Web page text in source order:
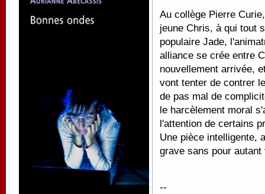
Au collège Pierre
jeune Chris, à qui tout
populaire Jade,
alliance se crée entre
nouvellement arrivée,
vont tenter de contrer
de pas mal de
le harcèlement moral
l'attention de certains
Une pièce intelligente,
grave sans pour
--